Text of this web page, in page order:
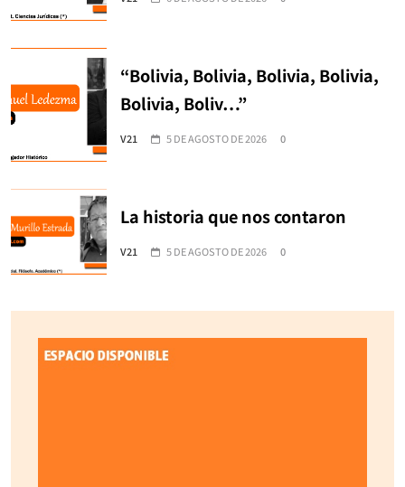
“Bolivia, Bolivia, Bolivia, Bolivia,
Bolivia, Boliv…”
V21 5 DE AGOSTO DE 2026 0
La historia que nos contaron
V21 5 DE AGOSTO DE 2026 0